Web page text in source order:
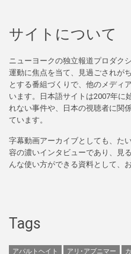
サイトについて
ニューヨークの独立報道プロダク
運動に焦点を当て、見過ごされが
とする番組づくりで、他のメディ
います。日本語サイトは2007年に
れない事件や、日本の視聴者に関
ています。
字幕動画アーカイブとしても、た
容の濃いインタビューであり、見
んな使い方ができる資料として、
Tags
アパルトヘイト アリ･アブニマー